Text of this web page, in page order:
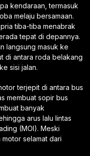
kendaraan, termasuk
melaju bersamaan.
tiba-tiba menabrak
tepat di depannya.
langsung masuk ke
di antara roda belakang
sisi jalan.
terjepit di antara bus
membuat sopir bus
banyak
arus lalu lintas
(MOI). Meski
selamat dari